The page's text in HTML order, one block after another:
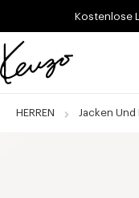
Skip to main content
Skip to footer content
Kostenlose
Offizielle
Website
HERREN Jacken Und